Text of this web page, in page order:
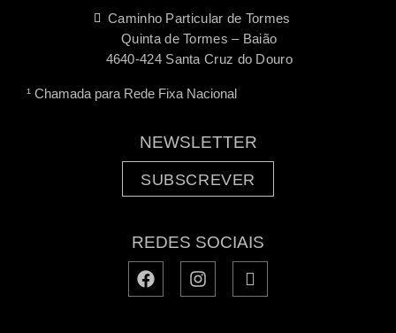
Caminho Particular de Tormes
Quinta de Tormes – Baião
4640-424 Santa Cruz do Douro
¹ Chamada para Rede Fixa Nacional
NEWSLETTER
SUBSCREVER
REDES SOCIAIS